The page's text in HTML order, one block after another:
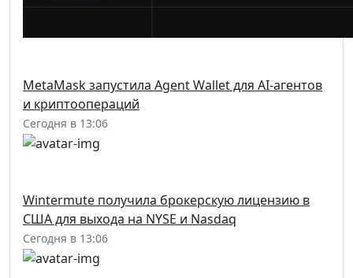
MetaMask запустила Agent Wallet для AI-агентов
и криптоопераций
Сегодня в 13:06
Wintermute получила брокерскую лицензию в
США для выхода на NYSE и Nasdaq
Сегодня в 13:06